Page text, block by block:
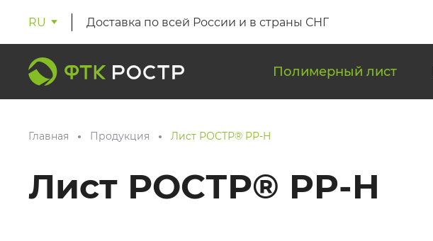
RU Доставка по всей России и в страны СНГ
Полимерный лист
Главная Продукция Лист РОСТР® PP-H
Лист РОСТР® PP-H